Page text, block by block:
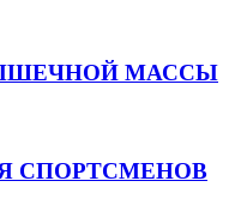
МАССЫ
СПОРТСМЕНОВ